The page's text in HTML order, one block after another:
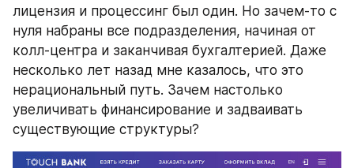
лицензия и процессинг был один. Но зачем-то с
нуля набраны все подразделения, начиная от
колл-центра и заканчивая бухгалтерией. Даже
несколько лет назад мне казалось, что это
нерациональный путь. Зачем настолько
увеличивать финансирование и задваивать
существующие структуры?